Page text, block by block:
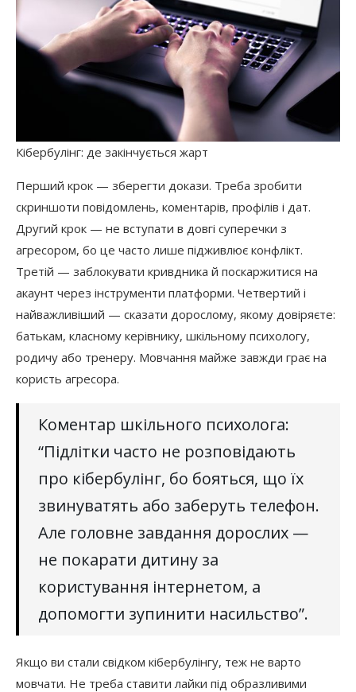
Кібербулінг: де закінчується жарт
Перший крок — зберегти докази. Треба зробити
скриншоти повідомлень, коментарів, профілів і дат.
Другий крок — не вступати в довгі суперечки з
агресором, бо це часто лише підживлює конфлікт.
Третій — заблокувати кривдника й поскаржитися на
акаунт через інструменти платформи. Четвертий і
найважливіший — сказати дорослому, якому довіряєте:
батькам, класному керівнику, шкільному психологу,
родичу або тренеру. Мовчання майже завжди грає на
користь агресора.
Коментар шкільного психолога:
“Підлітки часто не розповідають
про кібербулінг, бо бояться, що їх
звинуватять або заберуть телефон.
Але головне завдання дорослих —
не покарати дитину за
користування інтернетом, а
допомогти зупинити насильство”.
Якщо ви стали свідком кібербулінгу, теж не варто
мовчати. Не треба ставити лайки під образливими